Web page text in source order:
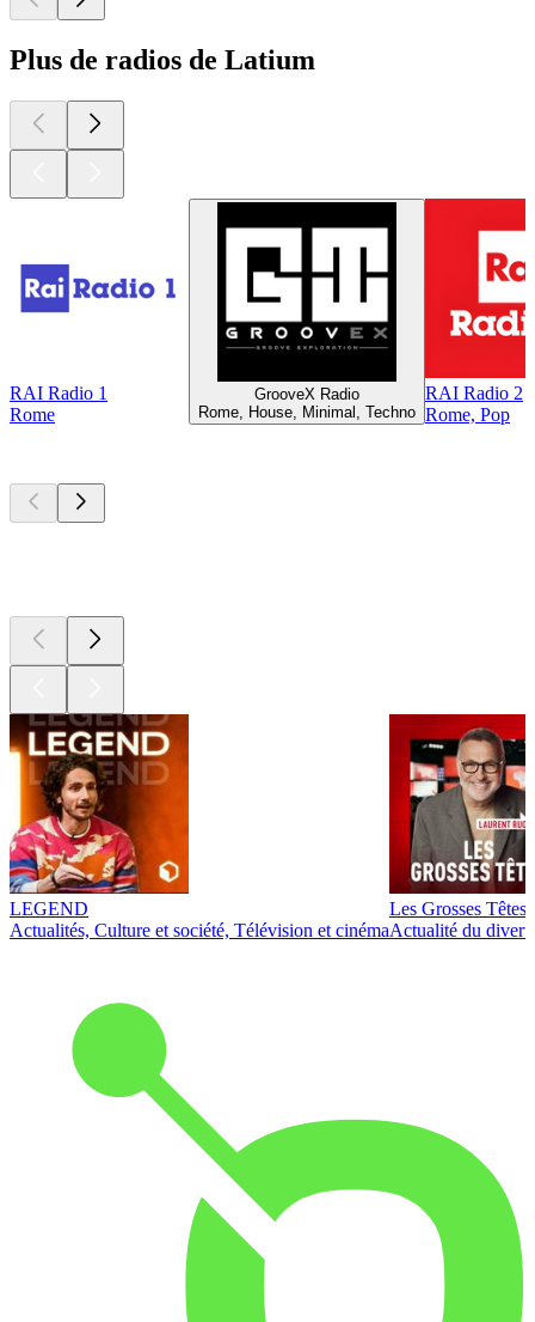
Plus de radios de Latium
RAI Radio 1
Rome
GrooveX Radio
Rome, House, Minimal, Techno
RAI Radio 2
Rome, Pop
LEGEND
Actualités, Culture et société, Télévision et cinéma
Les Grosses Têtes
Actualité du